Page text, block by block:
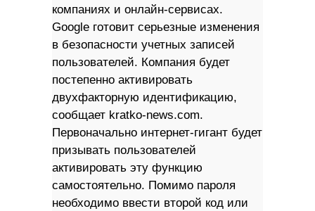
компаниях и онлайн-сервисах.
Google готовит серьезные изменения
в безопасности учетных записей
пользователей. Компания будет
постепенно активировать
двухфакторную идентификацию,
сообщает kratko-news.com.
Первоначально интернет-гигант будет
призывать пользователей
активировать эту функцию
самостоятельно. Помимо пароля
необходимо ввести второй код или